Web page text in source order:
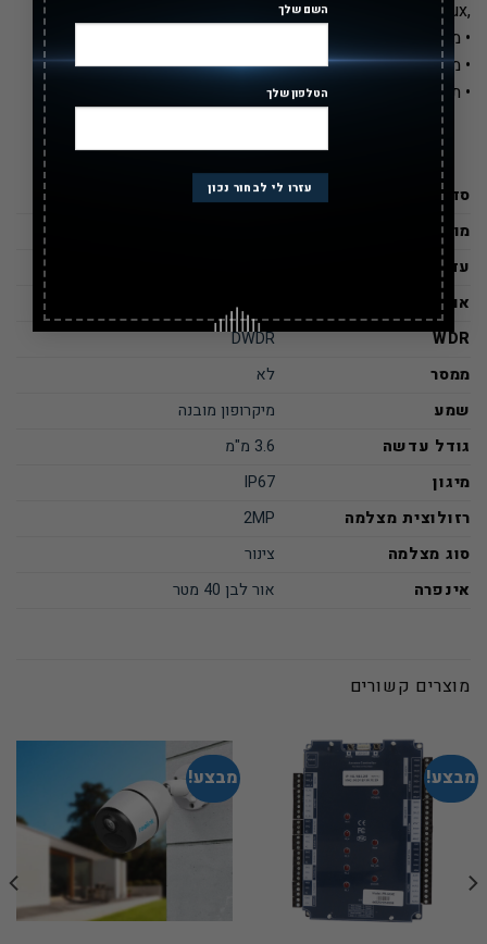
השם שלך
הטלפון שלך
,0.005Lux
• מתח עבודה: 12Vdc/1.5a
• מארז מתכת+פלסטיק
• תומכת בשידורי הוידאו: CVI/TVI/AHD/CVBS
סדרה
Lite
מודל
עדשה
אור כוכבים
WDR
DWDR
ממסר
לא
שמע
מיקרופון מובנה
גודל עדשה
3.6 מ"מ
מיגון
IP67
רזולוצית מצלמה
2MP
סוג מצלמה
צינור
אינפרה
אור לבן 40 מטר
מוצרים קשורים
מבצע! מבצע!